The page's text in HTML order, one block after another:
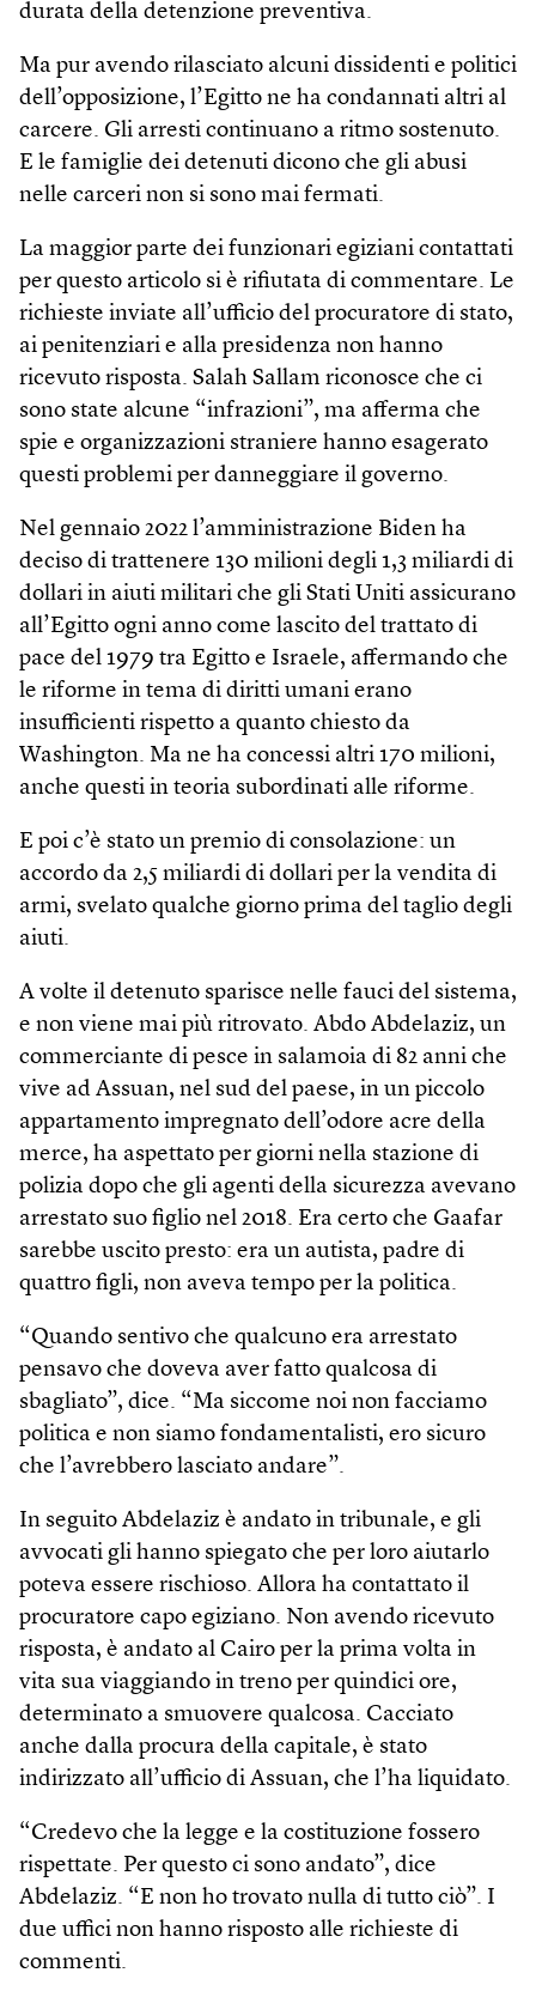
durata della detenzione preventiva.
Ma pur avendo rilasciato alcuni dissidenti e politici
dell’opposizione, l’Egitto ne ha condannati altri al
carcere. Gli arresti continuano a ritmo sostenuto.
E le famiglie dei detenuti dicono che gli abusi
nelle carceri non si sono mai fermati.
La maggior parte dei funzionari egiziani contattati
per questo articolo si è rifiutata di commentare. Le
richieste inviate all’ufficio del procuratore di stato,
ai penitenziari e alla presidenza non hanno
ricevuto risposta. Salah Sallam riconosce che ci
sono state alcune “infrazioni”, ma afferma che
spie e organizzazioni straniere hanno esagerato
questi problemi per danneggiare il governo.
Nel gennaio 2022 l’amministrazione Biden ha
deciso di trattenere 130 milioni degli 1,3 miliardi di
dollari in aiuti militari che gli Stati Uniti assicurano
all’Egitto ogni anno come lascito del trattato di
pace del 1979 tra Egitto e Israele, affermando che
le riforme in tema di diritti umani erano
insufficienti rispetto a quanto chiesto da
Washington. Ma ne ha concessi altri 170 milioni,
anche questi in teoria subordinati alle riforme.
E poi c’è stato un premio di consolazione: un
accordo da 2,5 miliardi di dollari per la vendita di
armi, svelato qualche giorno prima del taglio degli
aiuti.
A volte il detenuto sparisce nelle fauci del sistema,
e non viene mai più ritrovato. Abdo Abdelaziz, un
commerciante di pesce in salamoia di 82 anni che
vive ad Assuan, nel sud del paese, in un piccolo
appartamento impregnato dell’odore acre della
merce, ha aspettato per giorni nella stazione di
polizia dopo che gli agenti della sicurezza avevano
arrestato suo figlio nel 2018. Era certo che Gaafar
sarebbe uscito presto: era un autista, padre di
quattro figli, non aveva tempo per la politica.
“Quando sentivo che qualcuno era arrestato
pensavo che doveva aver fatto qualcosa di
sbagliato”, dice. “Ma siccome noi non facciamo
politica e non siamo fondamentalisti, ero sicuro
che l’avrebbero lasciato andare”.
In seguito Abdelaziz è andato in tribunale, e gli
avvocati gli hanno spiegato che per loro aiutarlo
poteva essere rischioso. Allora ha contattato il
procuratore capo egiziano. Non avendo ricevuto
risposta, è andato al Cairo per la prima volta in
vita sua viaggiando in treno per quindici ore,
determinato a smuovere qualcosa. Cacciato
anche dalla procura della capitale, è stato
indirizzato all’ufficio di Assuan, che l’ha liquidato.
“Credevo che la legge e la costituzione fossero
rispettate. Per questo ci sono andato”, dice
Abdelaziz. “E non ho trovato nulla di tutto ciò”. I
due uffici non hanno risposto alle richieste di
commenti.